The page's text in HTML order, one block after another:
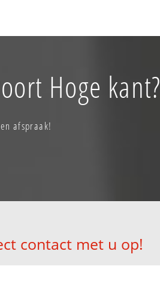
Hoge kant?
afspraak!
contact met u op!